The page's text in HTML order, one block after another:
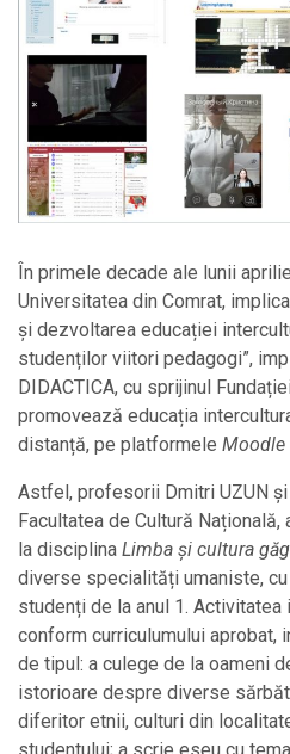
În primele decade ale lunii
Universitatea din Comrat,
și dezvoltarea educației
studenților viitori pedagogi”,
DIDACTICA, cu sprijinul
promovează educația
distanță, pe platformele Moodle
Astfel, profesorii Dmitri UZUN și
Facultatea de Cultură Națională,
la disciplina Limba și cultura
diverse specialități umaniste,
studenți de la anul 1.
conform curriculumului aprobat,
de tipul: a culege de la oameni
istorioare despre diverse
diferitor etnii, culturi din
studentului; a scrie eseu cu